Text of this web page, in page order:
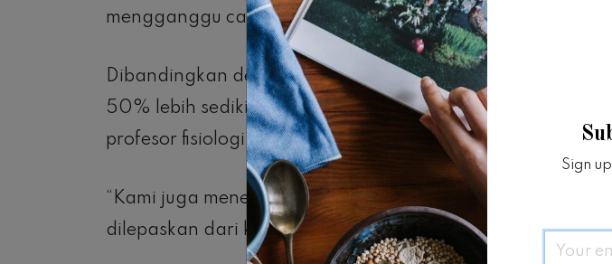
mengganggu cara kulit Anda berkeringat.
Dibandingkan dengan kulit non-tato, kulit yang bertinta
50% lebih sedikit keringat, kata rekan penulis studi Maurie
profesor fisiologi di Alma College di Michigan.
“Kami juga menemukan sodium dalam keringat lebih
dilepaskan dari kulit yang bertato,” katanya.
Sign
Email